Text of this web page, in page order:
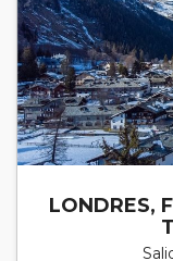
LONDRES,